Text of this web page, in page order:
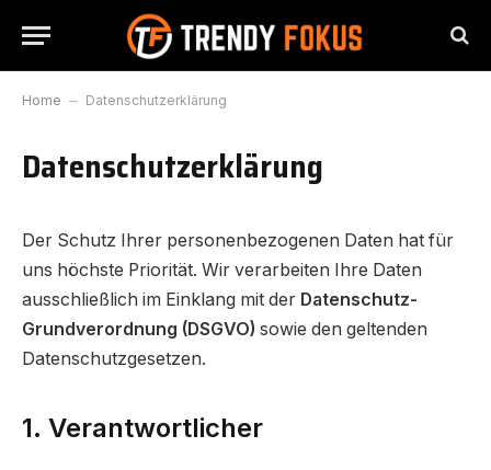
Home – Datenschutzerklärung
Datenschutzerklärung
Der Schutz Ihrer personenbezogenen Daten hat für
uns höchste Priorität. Wir verarbeiten Ihre Daten
ausschließlich im Einklang mit der Datenschutz-
Grundverordnung (DSGVO) sowie den geltenden
Datenschutzgesetzen.
1. Verantwortlicher